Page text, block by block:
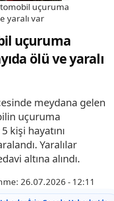
uçuruma
yaralı var
uçuruma
ölü ve yaralı
meydana gelen
uçuruma
kişi hayatını
Yaralılar
altına alındı.
26.07.2026 - 12:11